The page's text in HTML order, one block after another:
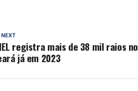
NEXT
registra mais de 38 mil raios no
já em 2023